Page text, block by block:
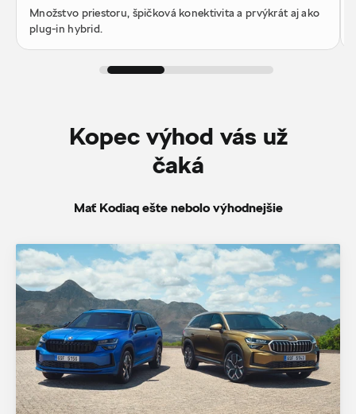
Množstvo priestoru, špičková konektivita a prvýkrát aj ako
plug-in hybrid.
Kopec výhod vás už
čaká
Mať Kodiaq ešte nebolo výhodnejšie